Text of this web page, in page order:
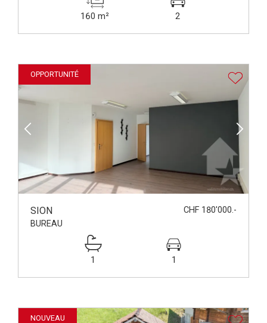
160 m² 2
OPPORTUNITÉ
SION
CHF 180'000.-
BUREAU
1 1
NOUVEAU